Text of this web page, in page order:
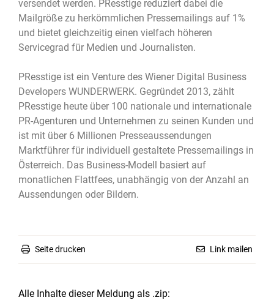
versendet werden. PResstige reduziert dabei die
Mailgröße zu herkömmlichen Pressemailings auf 1%
und bietet gleichzeitig einen vielfach höheren
Servicegrad für Medien und Journalisten.
PResstige ist ein Venture des Wiener Digital Business
Developers WUNDERWERK. Gegründet 2013, zählt
PResstige heute über 100 nationale und internationale
PR-Agenturen und Unternehmen zu seinen Kunden und
ist mit über 6 Millionen Presseaussendungen
Marktführer für individuell gestaltete Pressemailings in
Österreich. Das Business-Modell basiert auf
monatlichen Flattfees, unabhängig von der Anzahl an
Aussendungen oder Bildern.
Seite drucken Link mailen
Alle Inhalte dieser Meldung als .zip: